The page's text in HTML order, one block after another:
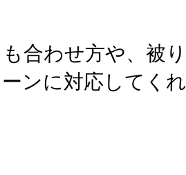
合わせ方や、被
ンに対応してく